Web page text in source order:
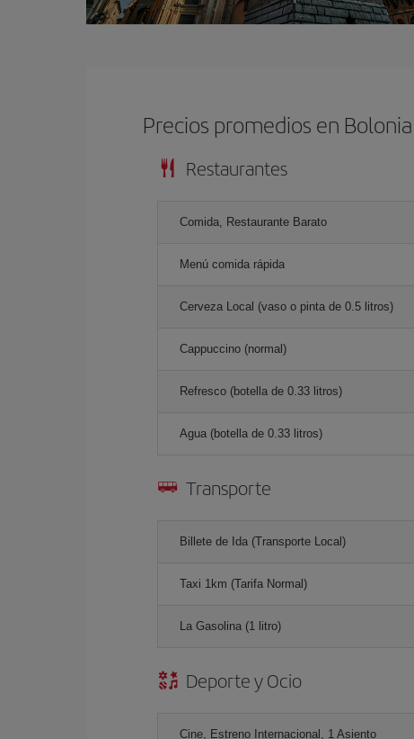
Precios promedios en Bolonia
Restaurantes
Comida, Restaurante Barato
Menú comida rápida
Cerveza Local (vaso o pinta de 0.5 litros)
Cappuccino (normal)
Refresco (botella de 0.33 litros)
Agua (botella de 0.33 litros)
Transporte
Billete de Ida (Transporte Local)
Taxi 1km (Tarifa Normal)
La Gasolina (1 litro)
Deporte y Ocio
Cine, Estreno Internacional, 1 Asiento